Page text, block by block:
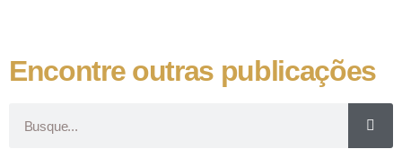
Encontre outras publicações